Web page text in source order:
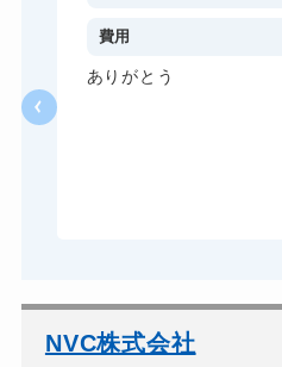
費用
ありがとう
NVC株式会社